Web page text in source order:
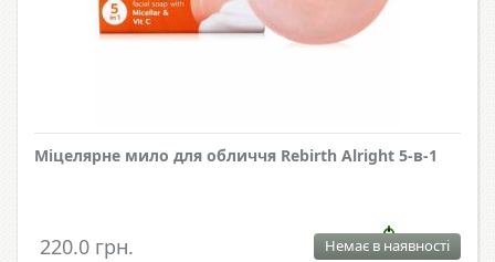
Міцелярне мило для обличчя Rebirth Alright 5-в-1
220.0 грн. Немає в наявності